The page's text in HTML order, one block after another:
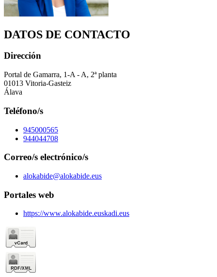
DATOS DE CONTACTO
Dirección
Portal de Gamarra, 1-A - A, 2ª planta
01013 Vitoria-Gasteiz
Álava
Teléfono/s
945000565
944044708
Correo/s electrónico/s
alokabide@alokabide.eus
Portales web
https://www.alokabide.euskadi.eus